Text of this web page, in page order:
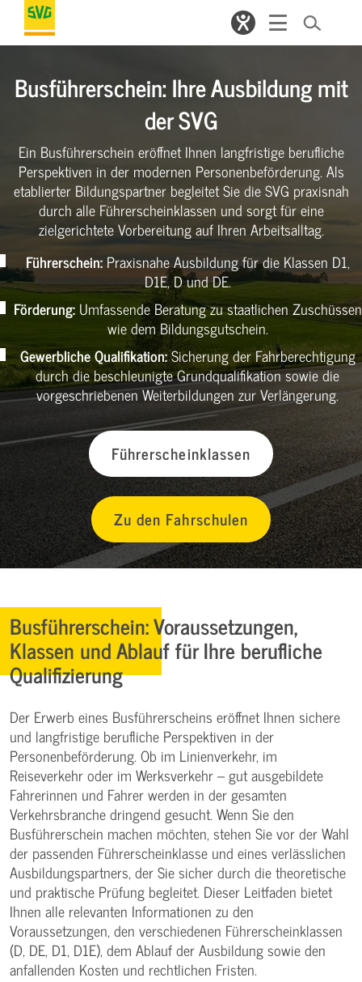
Busführerschein: Ihre Ausbildung mit
der SVG
Ein Busführerschein eröffnet Ihnen langfristige berufliche
Perspektiven in der modernen Personenbeförderung. Als
etablierter Bildungspartner begleitet Sie die SVG praxisnah
durch alle Führerscheinklassen und sorgt für eine
zielgerichtete Vorbereitung auf Ihren Arbeitsalltag.
Führerschein: Praxisnahe Ausbildung für die Klassen D1,
D1E, D und DE.
Förderung:Umfassende Beratung zu staatlichen Zuschüssen
wie dem Bildungsgutschein.
Gewerbliche Qualifikation:Sicherung der Fahrberechtigung
durch die beschleunigte Grundqualifikation sowie die
vorgeschriebenen Weiterbildungen zur Verlängerung.
Führerscheinklassen
Zu den Fahrschulen
Busführerschein: Voraussetzungen,
Klassen und Ablauf für Ihre berufliche
Qualifizierung
Der Erwerb eines Busführerscheins eröffnet Ihnen sichere
und langfristige berufliche Perspektiven in der
Personenbeförderung. Ob im Linienverkehr, im
Reiseverkehr oder im Werksverkehr – gut ausgebildete
Fahrerinnen und Fahrer werden in der gesamten
Verkehrsbranche dringend gesucht. Wenn Sie den
Busführerschein machen möchten, stehen Sie vor der Wahl
der passenden Führerscheinklasse und eines verlässlichen
Ausbildungspartners, der Sie sicher durch die theoretische
und praktische Prüfung begleitet. Dieser Leitfaden bietet
Ihnen alle relevanten Informationen zu den
Voraussetzungen, den verschiedenen Führerscheinklassen
(D, DE, D1, D1E), dem Ablauf der Ausbildung sowie den
anfallenden Kosten und rechtlichen Fristen.